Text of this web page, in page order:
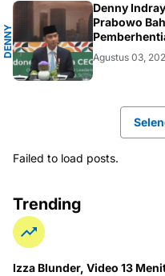
D
E
N
N
Y
I
N
D
R
A
Y
A
NA
Denny
Prabowo
Agustus 03,
Failed to load posts.
Trending
Izza Blunder, Video 13